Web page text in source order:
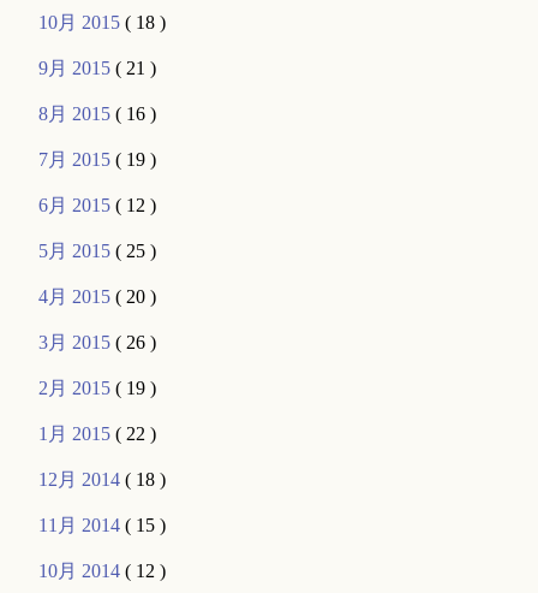
10月 2015( 18 )
9月 2015( 21 )
8月 2015( 16 )
7月 2015( 19 )
6月 2015( 12 )
5月 2015( 25 )
4月 2015( 20 )
3月 2015( 26 )
2月 2015( 19 )
1月 2015( 22 )
12月 2014( 18 )
11月 2014( 15 )
10月 2014( 12 )